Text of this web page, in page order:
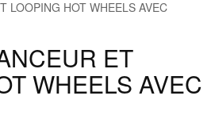
LOOPING HOT WHEELS AVEC
ET
WHEELS AVEC